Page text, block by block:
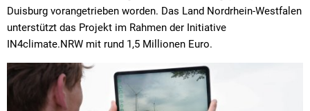
Duisburg vorangetrieben worden. Das Land Nordrhein-Westfalen
unterstützt das Projekt im Rahmen der Initiative
IN4climate.NRW mit rund 1,5 Millionen Euro.